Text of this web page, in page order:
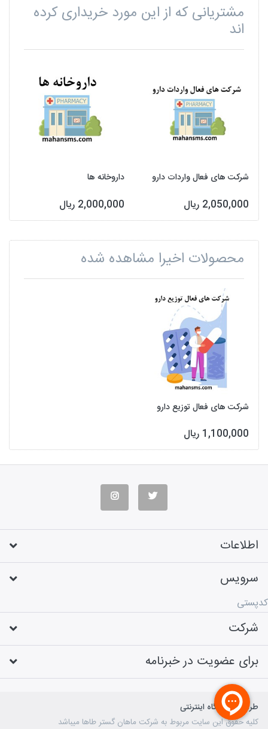
مشتریانی که از این مورد خریداری کرده
اند
شرکت های فعال واردات دارو
2,050,000 ریال
داروخانه ها
2,000,000 ریال
محصولات اخیرا مشاهده شده
شرکت های فعال توزیع دارو
1,100,000 ریال
اطلاعات
سرویس
کدپستی
شرکت
برای عضویت در خبرنامه
طراحی فروشگاه اینترنتی
کلیه حقوق این سایت مربوط به شرکت ماهان گستر طاها میباشد